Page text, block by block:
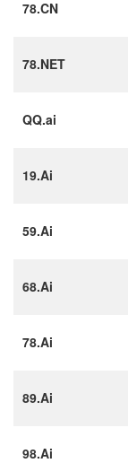
78.CN
78.NET
QQ.ai
19.Ai
59.Ai
68.Ai
78.Ai
89.Ai
98.Ai